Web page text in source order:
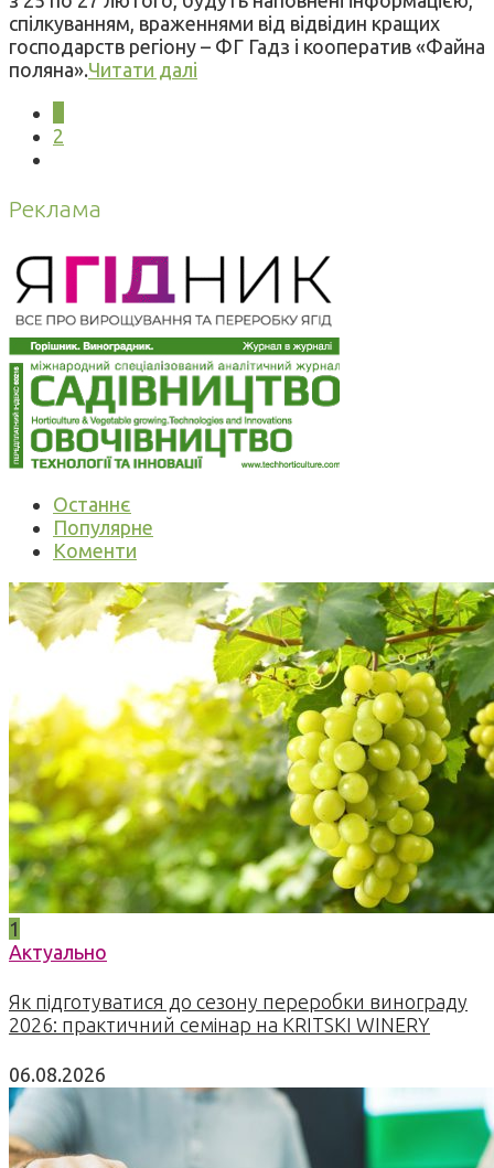
спілкуванням, враженнями від відвідин кращих
господарств регіону – ФГ Гадз і кооператив «Файна
поляна».Читати далі
2
Реклама
Останнє
Популярне
Коменти
1
Актуально
Як підготуватися до сезону переробки винограду
2026: практичний семінар на KRITSKI WINERY
06.08.2026